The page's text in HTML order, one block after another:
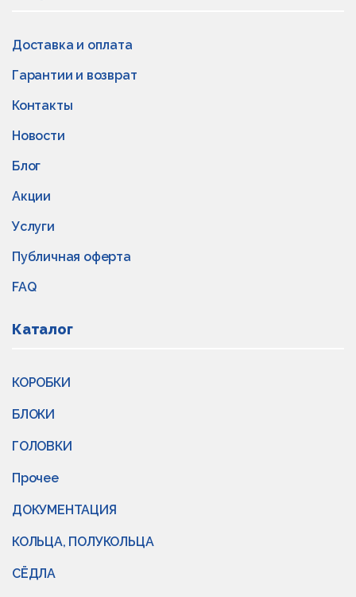
Доставка и оплата
Гарантии и возврат
Контакты
Новости
Блог
Акции
Услуги
Публичная оферта
FAQ
Каталог
КОРОБКИ
БЛОКИ
ГОЛОВКИ
Прочее
ДОКУМЕНТАЦИЯ
КОЛЬЦА, ПОЛУКОЛЬЦА
СЁДЛА